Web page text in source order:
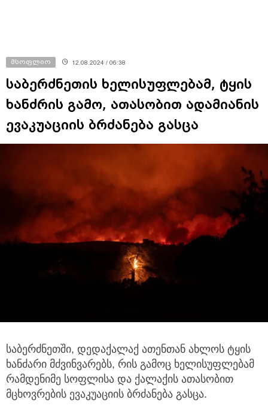
მსოფლიო 12.08.2024 / 06:38
საბერძნეთის ხელისუფლებამ, ტყის
ხანძრის გამო, ათასობით ადამიანის
ევაკუაციის ბრძანება გასცა
საბერძნეთში, დედაქალაქ ათენთან ახლოს ტყის
ხანძარი მძვინვარებს, რის გამოც ხელისუფლებამ
რამდენიმე სოფლისა და ქალაქის ათასობით
მცხოვრების ევაკუაციის ბრძანება გასცა.